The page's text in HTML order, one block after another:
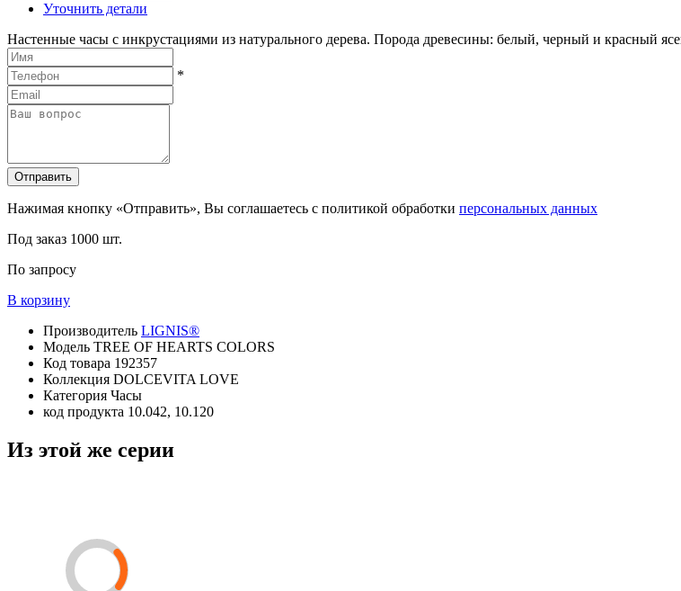
Уточнить детали
Настенные часы с инкрустациями из натурального дерева. Порода древесины: белый, черный и красный
*
Отправить
Нажимая кнопку «Отправить», Вы соглашаетесь с политикой обработки персональных данных
Под заказ 1000 шт.
По запросу
В корзину
Производитель LIGNIS®
Модель TREE OF HEARTS COLORS
Код товара 192357
Коллекция DOLCEVITA LOVE
Категория Часы
код продукта 10.042, 10.120
Из этой же серии